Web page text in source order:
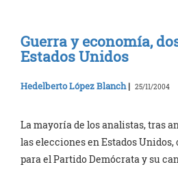
Guerra y economía,
Estados Unidos
Hedelberto López Blanch| 25/11/2004
La mayoría de los analistas, tras
las elecciones en Estados
para el Partido Demócrata y su